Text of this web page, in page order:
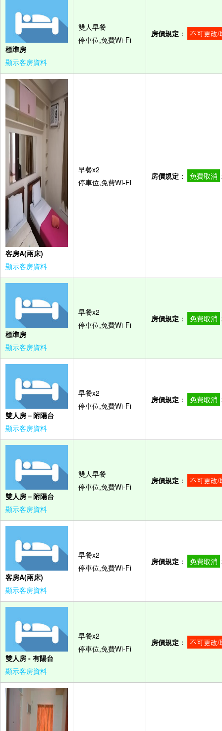
標準房
顯示客房資料
雙人早餐
停車位,免費Wi-Fi
房價規定 ： 不可更改/
客房A(兩床)
顯示客房資料
早餐x2
停車位,免費Wi-Fi
房價規定 ： 免費取消
標準房
顯示客房資料
早餐x2
停車位,免費Wi-Fi
房價規定 ： 免費取消
雙人房－附陽台
顯示客房資料
早餐x2
停車位,免費Wi-Fi
房價規定 ： 免費取消
雙人房－附陽台
顯示客房資料
雙人早餐
停車位,免費Wi-Fi
房價規定 ： 不可更改/
客房A(兩床)
顯示客房資料
早餐x2
停車位,免費Wi-Fi
房價規定 ： 免費取消
雙人房 - 有陽台
顯示客房資料
早餐x2
停車位,免費Wi-Fi
房價規定 ： 不可更改/